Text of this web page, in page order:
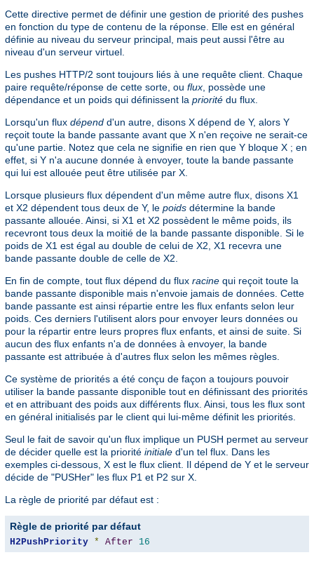
Cette directive permet de définir une gestion de priorité des pushes
en fonction du type de contenu de la réponse. Elle est en général
définie au niveau du serveur principal, mais peut aussi l'être au
niveau d'un serveur virtuel.
Les pushes HTTP/2 sont toujours liés à une requête client. Chaque
paire requête/réponse de cette sorte, ou flux, possède une
dépendance et un poids qui définissent la priorité du flux.
Lorsqu'un flux dépend d'un autre, disons X dépend de Y, alors Y
reçoit toute la bande passante avant que X n'en reçoive ne serait-ce
qu'une partie. Notez que cela ne signifie en rien que Y bloque X ; en
effet, si Y n'a aucune donnée à envoyer, toute la bande passante
qui lui est allouée peut être utilisée par X.
Lorsque plusieurs flux dépendent d'un même autre flux, disons X1
et X2 dépendent tous deux de Y, le poids détermine la bande
passante allouée. Ainsi, si X1 et X2 possèdent le même poids, ils
recevront tous deux la moitié de la bande passante disponible. Si le
poids de X1 est égal au double de celui de X2, X1 recevra une
bande passante double de celle de X2.
En fin de compte, tout flux dépend du flux racine qui reçoit toute la
bande passante disponible mais n'envoie jamais de données. Cette
bande passante est ainsi répartie entre les flux enfants selon leur
poids. Ces derniers l'utilisent alors pour envoyer leurs données ou
pour la répartir entre leurs propres flux enfants, et ainsi de suite. Si
aucun des flux enfants n'a de données à envoyer, la bande
passante est attribuée à d'autres flux selon les mêmes règles.
Ce système de priorités a été conçu de façon a toujours pouvoir
utiliser la bande passante disponible tout en définissant des priorités
et en attribuant des poids aux différents flux. Ainsi, tous les flux sont
en général initialisés par le client qui lui-même définit les priorités.
Seul le fait de savoir qu'un flux implique un PUSH permet au serveur
de décider quelle est la priorité initiale d'un tel flux. Dans les
exemples ci-dessous, X est le flux client. Il dépend de Y et le serveur
décide de "PUSHer" les flux P1 et P2 sur X.
La règle de priorité par défaut est :
Règle de priorité par défaut
H2PushPriority * After 16